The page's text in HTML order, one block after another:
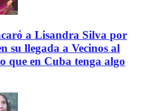
a Lisandra Silva por
su llegada a Vecinos al
que en Cuba tenga algo